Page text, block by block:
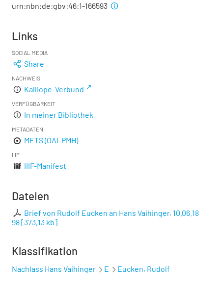
urn:nbn:de:gbv:46:1-166593
Links
SOCIAL MEDIA
Share
NACHWEIS
Kalliope-Verbund
VERFÜGBARKEIT
In meiner Bibliothek
METADATEN
METS (OAI-PMH)
IIIF
IIIF-Manifest
Dateien
Brief von Rudolf Eucken an Hans Vaihinger, 10.06.18
98[373,13 kb]
Klassifikation
Nachlass Hans Vaihinger E Eucken, Rudolf